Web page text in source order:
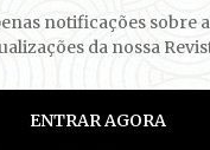
notificações sobre
da nossa
ENTRAR AGORA